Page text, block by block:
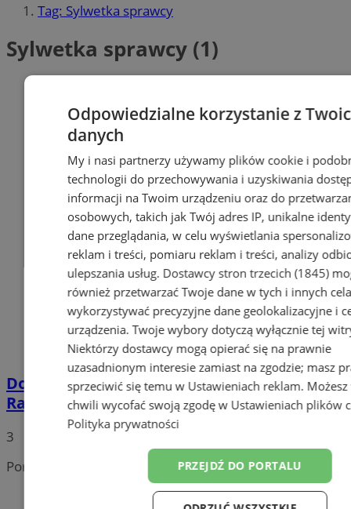
Tag: Sylwetka sprawcy
Sylwetka sprawcy (1)
Doszło do kradzieży pompy basenowej w
Radlinie! Opublikowano sylwetkę sprawcy
3
Portal należy do sieci
Odpowiedzialne korzystanie z
danych
My i nasi partnerzy używamy plików cookie i
technologii do przechowywania i uzyskiwania
informacji na Twoim urządzeniu oraz do
osobowych, takich jak Twój adres IP, unikalne
dane przeglądania, w celu wyświetlania
reklam i treści, pomiaru reklam i treści, analizy
ulepszania usług. Dostawcy stron trzecich (1845)
również przetwarzać Twoje dane w tych i innych
wykorzystywać precyzyjne dane geolokalizacyjne i
urządzenia. Twoje wybory dotyczą wyłącznie tej
Niektórzy dostawcy mogą opierać się na prawnie
uzasadnionym interesie zamiast na zgodzie; masz
sprzeciwić się temu w Ustawieniach reklam.
chwili wycofać swoją zgodę w Ustawieniach plików
Polityka prywatności
PRZEJDŹ DO PORTALU